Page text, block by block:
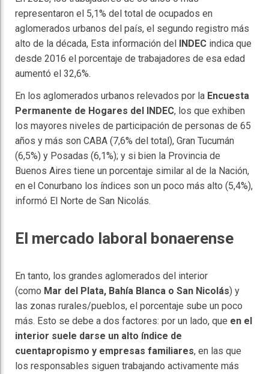
representaron el 5,1% del total de ocupados en
aglomerados urbanos del país, el segundo registro más
alto de la década, Esta información del INDEC indica que
desde 2016 el porcentaje de trabajadores de esa edad
aumentó el 32,6%.
En los aglomerados urbanos relevados por la Encuesta
Permanente de Hogares del INDEC, los que exhiben
los mayores niveles de participación de personas de 65
años y más son CABA (7,6% del total), Gran Tucumán
(6,5%) y Posadas (6,1%); y si bien la Provincia de
Buenos Aires tiene un porcentaje similar al de la Nación,
en el Conurbano los índices son un poco más alto (5,4%),
informó El Norte de San Nicolás.
El mercado laboral bonaerense
En tanto, los grandes aglomerados del interior
(como Mar del Plata, Bahía Blanca o San Nicolás) y
las zonas rurales/pueblos, el porcentaje sube un poco
más. Esto se debe a dos factores: por un lado, que en el
interior suele darse un alto índice de
cuentapropismo y empresas familiares, en las que
los responsables siguen trabajando activamente más